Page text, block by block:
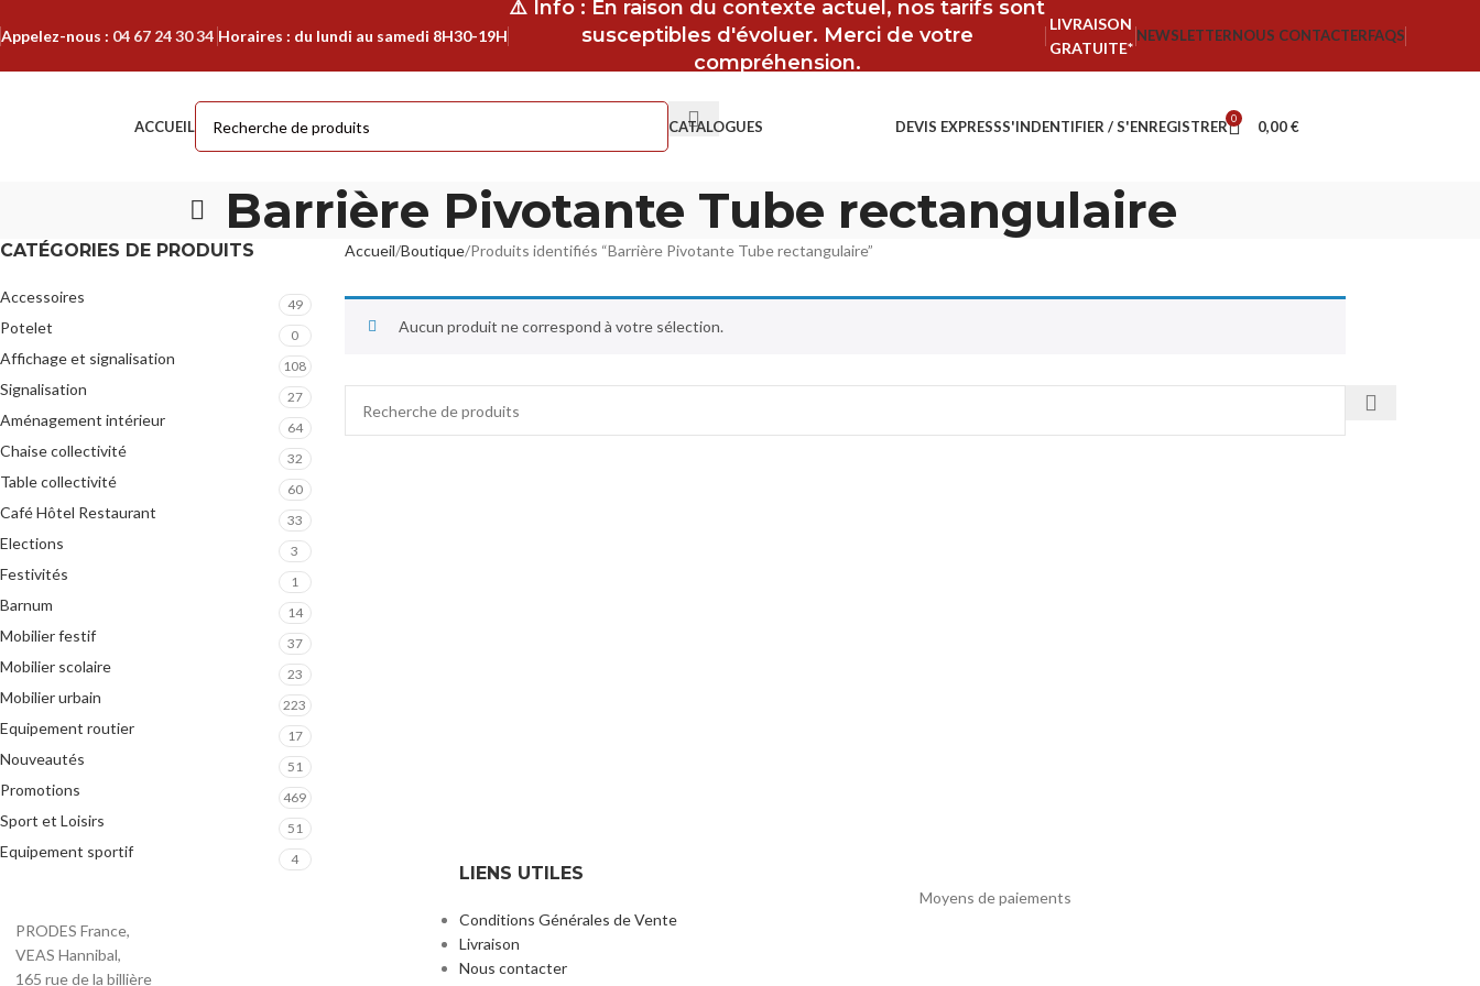
Appelez-nous : 04 67 24 30 34 Horaires : du lundi au samedi 8H30-19H
⚠️ Info : En raison du contexte actuel, nos tarifs sont
susceptibles d'évoluer. Merci de votre
compréhension.
LIVRAISON
GRATUITE*
NEWSLETTERNOUS CONTACTERFAQS
ACCUEIL CATALOGUES DEVIS EXPRESSS'INDENTIFIER / S'ENREGISTRER 0 0,00€
Barrière Pivotante Tube rectangulaire
CATÉGORIES DE PRODUITS
Accessoires 49
Potelet 0
Affichage et signalisation 108
Signalisation 27
Aménagement intérieur 64
Chaise collectivité 32
Table collectivité 60
Café Hôtel Restaurant 33
Elections 3
Festivités 1
Barnum 14
Mobilier festif 37
Mobilier scolaire 23
Mobilier urbain 223
Equipement routier 17
Nouveautés 51
Promotions 469
Sport et Loisirs 51
Equipement sportif 4
Accueil Boutique Produits identifiés “Barrière Pivotante Tube rectangulaire”
Aucun produit ne correspond à votre sélection.
PRODES France,
VEAS Hannibal,
165 rue de la billière
LIENS UTILES
Conditions Générales de Vente
Livraison
Nous contacter
Moyens de paiements